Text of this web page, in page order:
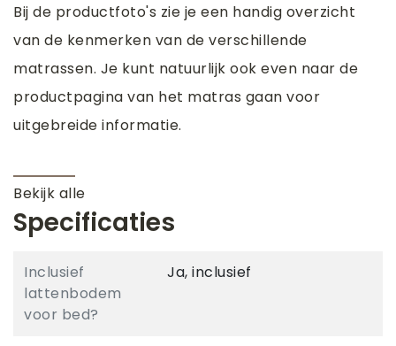
Bij de productfoto's zie je een handig overzicht
van de kenmerken van de verschillende
matrassen. Je kunt natuurlijk ook even naar de
productpagina van het matras gaan voor
uitgebreide informatie.
Bekijk alle
Specificaties
Inclusief
lattenbodem
voor bed?
Ja, inclusief